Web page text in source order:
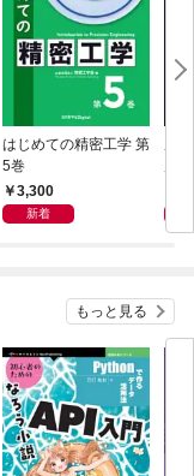
はじめての精密工学 第
5巻
3,300
新着
もっと見る